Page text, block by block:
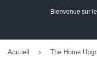
Bienvenue sur
Accueil ›